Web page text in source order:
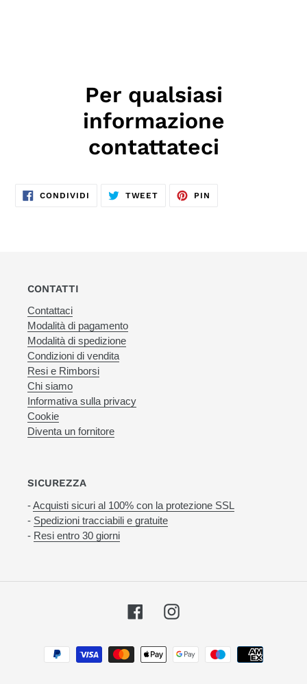
Per qualsiasi
informazione
contattateci
CONDIVIDI CONDIVIDITWEET TWITTA PIN
CONTATTI
Contattaci
Modalità di pagamento
Modalità di spedizione
Condizioni di vendita
Resi e Rimborsi
Chi siamo
Informativa sulla privacy
Cookie
Diventa un fornitore
SICUREZZA
-Acquisti sicuri al 100% con la protezione SSL
- Spedizioni tracciabili e gratuite
- Resi entro 30 giorni
FacebookInstagram
Metodi
di